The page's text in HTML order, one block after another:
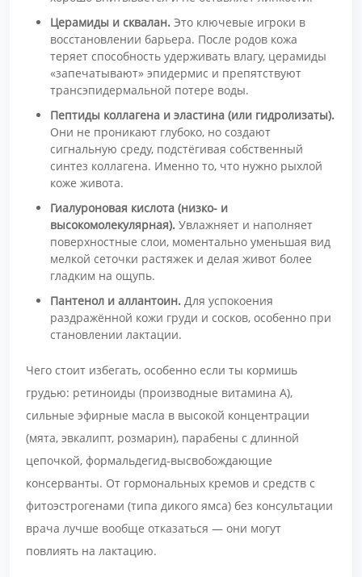
Церамиды и сквалан. Это ключевые игроки в
восстановлении барьера. После родов кожа
теряет способность удерживать влагу, церамиды
«запечатывают» эпидермис и препятствуют
трансэпидермальной потере воды.
Пептиды коллагена и эластина (или гидролизаты).
Они не проникают глубоко, но создают
сигнальную среду, подстёгивая собственный
синтез коллагена. Именно то, что нужно рыхлой
коже живота.
Гиалуроновая кислота (низко- и
высокомолекулярная). Увлажняет и наполняет
поверхностные слои, моментально уменьшая вид
мелкой сеточки растяжек и делая живот более
гладким на ощупь.
Пантенол и аллантоин. Для успокоения
раздражённой кожи груди и сосков, особенно при
становлении лактации.
Чего стоит избегать, особенно если ты кормишь
грудью: ретиноиды (производные витамина А),
сильные эфирные масла в высокой концентрации
(мята, эвкалипт, розмарин), парабены с длинной
цепочкой, формальдегид-высвобождающие
консерванты. От гормональных кремов и средств с
фитоэстрогенами (типа дикого ямса) без консультации
врача лучше вообще отказаться — они могут
повлиять на лактацию.